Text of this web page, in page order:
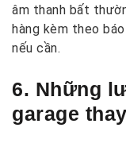
âm thanh bất
hàng kèm theo
nếu cần.
6. Những
garage